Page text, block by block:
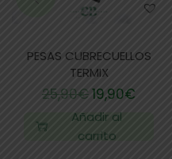
PESAS CUBRECUELLOS
TERMIX
25,90€19,90€
Añadir al
carrito